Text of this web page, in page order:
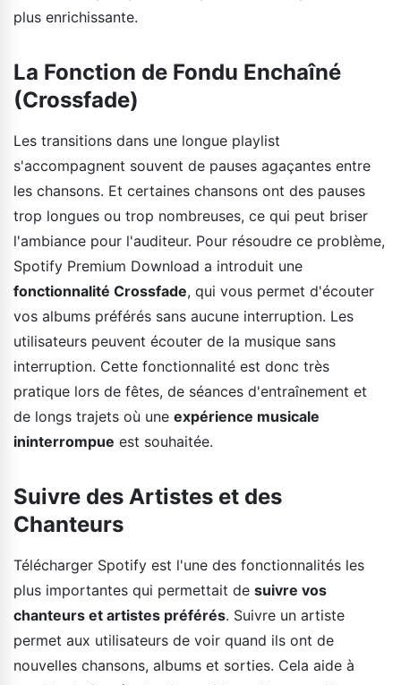
plus enrichissante.
La Fonction de Fondu Enchaîné
(Crossfade)
Les transitions dans une longue playlist
s'accompagnent souvent de pauses agaçantes entre
les chansons. Et certaines chansons ont des pauses
trop longues ou trop nombreuses, ce qui peut briser
l'ambiance pour l'auditeur. Pour résoudre ce problème,
Spotify Premium Download a introduit une
fonctionnalité Crossfade, qui vous permet d'écouter
vos albums préférés sans aucune interruption. Les
utilisateurs peuvent écouter de la musique sans
interruption. Cette fonctionnalité est donc très
pratique lors de fêtes, de séances d'entraînement et
de longs trajets où une expérience musicale
ininterrompue est souhaitée.
Suivre des Artistes et des
Chanteurs
Télécharger Spotify est l'une des fonctionnalités les
plus importantes qui permettait de suivre vos
chanteurs et artistes préférés. Suivre un artiste
permet aux utilisateurs de voir quand ils ont de
nouvelles chansons, albums et sorties. Cela aide à